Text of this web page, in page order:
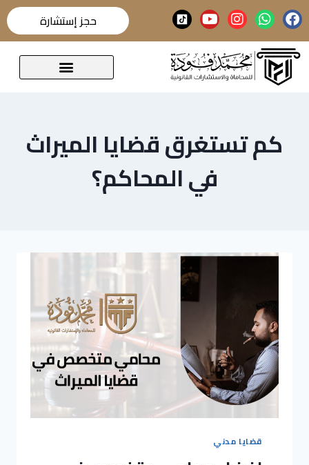
حجز إستشارة
كم تستغرق قضايا الميراث
في المحاكم؟
قضايا مدني